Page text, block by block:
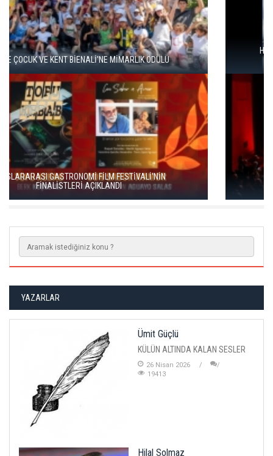
HAYDARPAŞA VE SİRKECİ GARLARI SANATLA YENİDEN
DOĞUYOR
ENKA SANAT'TAN KÜLTÜREL SÜREKLİLİK HAMLESİ
YAZARLAR
Ümit Güçlü
KÜLÜN ALTINDA KALAN SESLER
26 Nisan 2026
19413
Hilal Solmaz